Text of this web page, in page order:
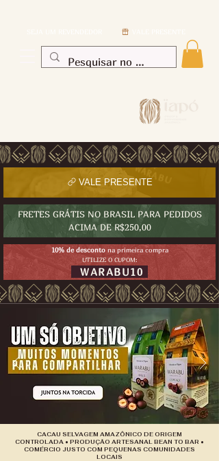
VALE PRESENTE
FRETES GRÁTIS NO BRASIL PARA PEDIDOS
ACIMA DE R$250,00
10% de descontona primeira compra
UTILIZE O CUPOM:
WARABU10
CACAU SELVAGEM AMAZÔNICO DE ORIGEM
CONTROLADA • PRODUÇÃO ARTESANAL BEAN TO BAR •
COMÉRCIO JUSTO COM PEQUENAS COMUNIDADES
LOCAIS